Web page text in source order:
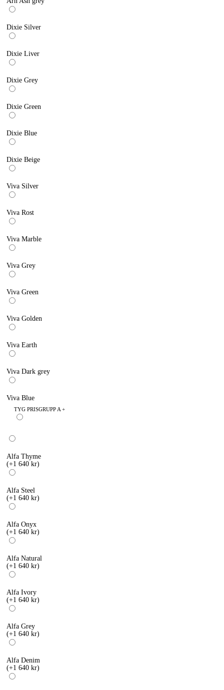
Dixie Silver
Dixie Liver
Dixie Grey
Dixie Green
Dixie Blue
Dixie Beige
Viva Silver
Viva Rost
Viva Marble
Viva Grey
Viva Green
Viva Golden
Viva Earth
Viva Dark grey
Viva Blue
TYG PRISGRUPP A +
Alfa Thyme
(+1 640 kr)
Alfa Steel
(+1 640 kr)
Alfa Onyx
(+1 640 kr)
Alfa Natural
(+1 640 kr)
Alfa Ivory
(+1 640 kr)
Alfa Grey
(+1 640 kr)
Alfa Denim
(+1 640 kr)